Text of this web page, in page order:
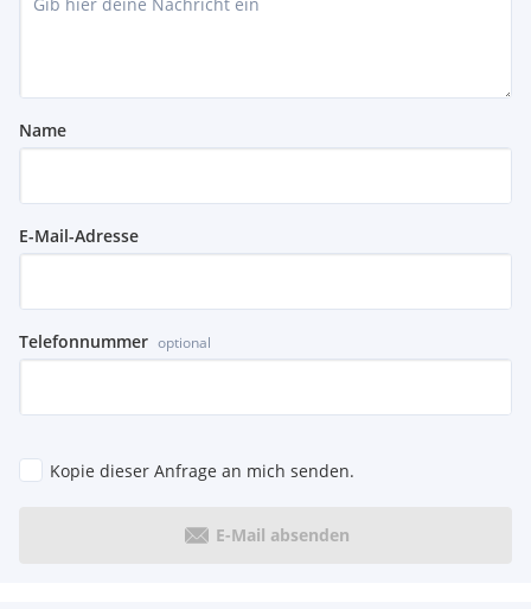
Name
E-Mail-Adresse
Telefonnummer optional
Kopie dieser Anfrage an mich senden.
E-Mail absenden